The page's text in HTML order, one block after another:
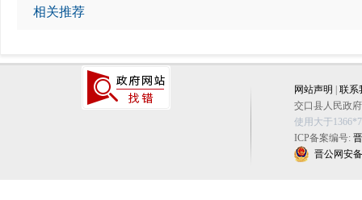
相关推荐
网站声明
联系
交口县人民政
使用大于
ICP备案编号:
晋公网安